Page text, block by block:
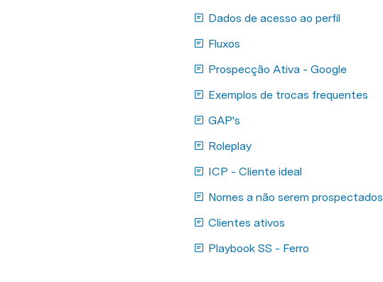
Dados de acesso ao perfil
Fluxos
Prospecção Ativa - Google
Exemplos de trocas frequentes
GAP's
Roleplay
ICP - Cliente ideal
Nomes a não serem prospectados
Clientes ativos
Playbook SS - Ferro